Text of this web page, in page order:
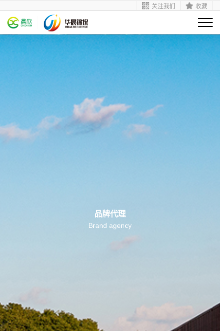
关注我们 收藏
品牌代理
Brand agency